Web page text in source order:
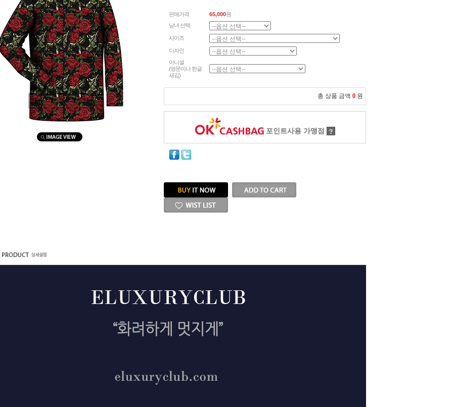
마우스를 올려보세요
판매가격 65,000원
남녀 선택
사이즈
디자인
이니셜
(영문이나 한글
새김)
총 상품 금액 0 원
포인트사용 가맹점 ?